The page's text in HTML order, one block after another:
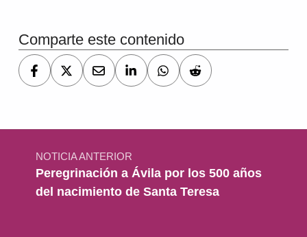
Comparte este contenido
Navegación de entradas
NOTICIA ANTERIOR
Peregrinación a Ávila por los 500 años
del nacimiento de Santa Teresa